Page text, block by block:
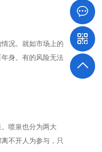
况。就如市场上的
身。有的风险无法
喷泉也分为两大
不开人为参与，只